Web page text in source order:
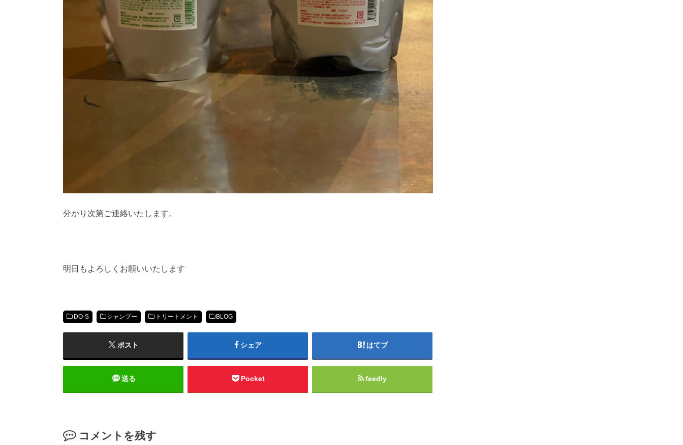
分かり次第ご連絡いたします。
明日もよろしくお願いいたします
DO-S シャンプー トリートメント BLOG
ポスト シェア はてブ
送る Pocket feedly
コメントを残す